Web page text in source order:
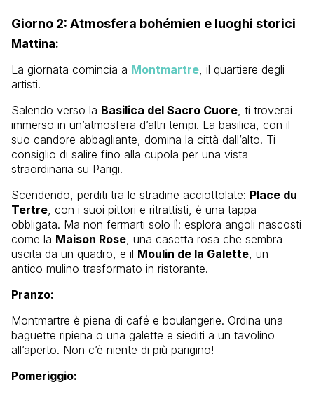
Giorno 2: Atmosfera bohémien e luoghi storici
Mattina:
La giornata comincia a Montmartre, il quartiere degli
artisti.
Salendo verso la Basilica del Sacro Cuore, ti troverai
immerso in un’atmosfera d’altri tempi. La basilica, con il
suo candore abbagliante, domina la città dall’alto. Ti
consiglio di salire fino alla cupola per una vista
straordinaria su Parigi.
Scendendo, perditi tra le stradine acciottolate: Place du
Tertre, con i suoi pittori e ritrattisti, è una tappa
obbligata. Ma non fermarti solo lì: esplora angoli nascosti
come la Maison Rose, una casetta rosa che sembra
uscita da un quadro, e il Moulin de la Galette, un
antico mulino trasformato in ristorante.
Pranzo:
Montmartre è piena di café e boulangerie. Ordina una
baguette ripiena o una galette e siediti a un tavolino
all’aperto. Non c’è niente di più parigino!
Pomeriggio: